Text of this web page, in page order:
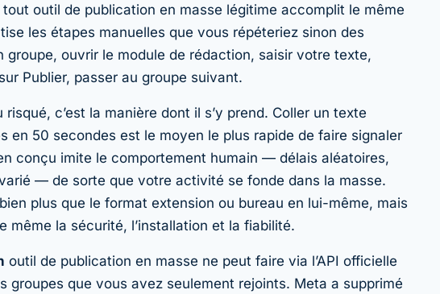
outil de publication en masse légitime accomplit le même
les étapes manuelles que vous répéteriez sinon des
groupe, ouvrir le module de rédaction, saisir votre texte,
Publier, passer au groupe suivant.
c’est la manière dont il s’y prend. Coller un texte
en 50 secondes est le moyen le plus rapide de faire signaler
conçu imite le comportement humain — délais aléatoires,
— de sorte que votre activité se fonde dans la masse.
plus que le format extension ou bureau en lui-même, mais
même la sécurité, l’installation et la fiabilité.
outil de publication en masse ne peut faire via l’API officielle
groupes que vous avez seulement rejoints. Meta a supprimé